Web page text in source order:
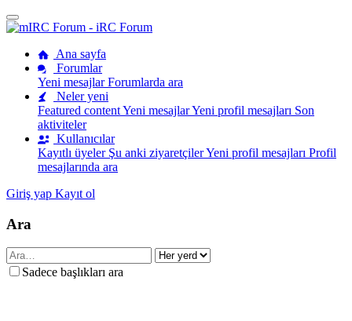
Ana sayfa
Forumlar
Yeni mesajlarForumlarda ara
Neler yeni
Featured contentYeni mesajlarYeni profil mesajları Son
aktiviteler
Kullanıcılar
Kayıtlı üyeler Şu anki ziyaretçilerYeni profil mesajları Profil
mesajlarında ara
Giriş yap Kayıt ol
Ara
Sadece başlıkları ara